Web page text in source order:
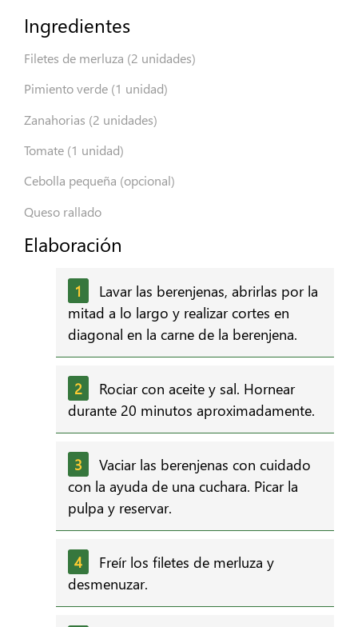
Ingredientes
Filetes de merluza (2 unidades)
Pimiento verde (1 unidad)
Zanahorias (2 unidades)
Tomate (1 unidad)
Cebolla pequeña (opcional)
Queso rallado
Elaboración
Lavar las berenjenas, abrirlas por la
mitad a lo largo y realizar cortes en
diagonal en la carne de la berenjena.
Rociar con aceite y sal. Hornear
durante 20 minutos aproximadamente.
Vaciar las berenjenas con cuidado
con la ayuda de una cuchara. Picar la
pulpa y reservar.
Freír los filetes de merluza y
desmenuzar.